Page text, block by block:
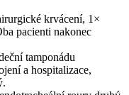
krvácení, 1×
pacienti nakonec
tamponádu
a hospitalizace,